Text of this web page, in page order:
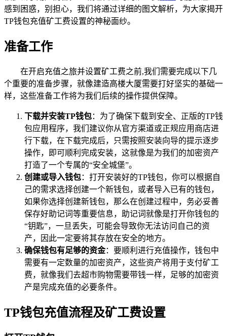
感到困惑，别担心，我们将通过详细的图文解析，为大家揭开
TP钱包充值矿工费设置的神秘面纱。
准备工作
在开启充值之旅并设置矿工费之前,我们需要完成以下几
个重要的准备步骤，就像建造高楼大厦需要打好坚实的基础一
样，这些准备工作将为我们后续的操作提供保障。
下载并安装TP钱包：为了确保下载到安全、正版的TP钱
包应用程序，我们建议你从官方渠道或正规应用商店进
行下载，在下载完成后，只需按照安装向导的提示逐步
操作，即可顺利完成安装，这就像是为我们的加密资产
打造了一个专属的“安全城堡”。
创建或导入钱包：打开安装好的TP钱包，你可以根据自
己的需求选择创建一个新钱包，或者导入已有的钱包，
如果你选择创建新钱包，那么在创建过程中，务必妥善
保存好助记词等重要信息，助记词就像是打开你钱包的
“钥匙”，一旦丢失，可能会导致你无法访问自己的资
产，因此一定要将其存放在安全的地方。
确保钱包有足够的资金：要顺利进行充值操作，钱包中
需要有一定数量的加密资产，这些资产将用于支付矿工
费，就像我们去超市购物需要带钱一样，足够的加密资
产是完成充值的必要条件。
TP钱包充值流程及矿工费设置